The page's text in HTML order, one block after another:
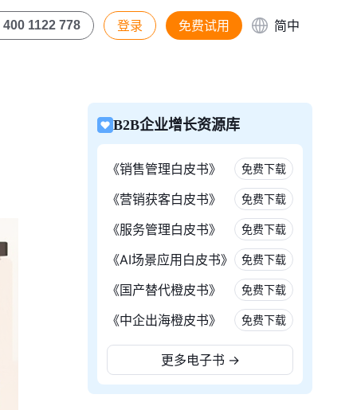
400 1122 778 登录 免费试用 简中
B2B企业增长资源库
《销售管理白皮书》 免费下载
《营销获客白皮书》 免费下载
《服务管理白皮书》 免费下载
《AI场景应用白皮书》 免费下载
《国产替代橙皮书》 免费下载
《中企出海橙皮书》 免费下载
更多电子书 →